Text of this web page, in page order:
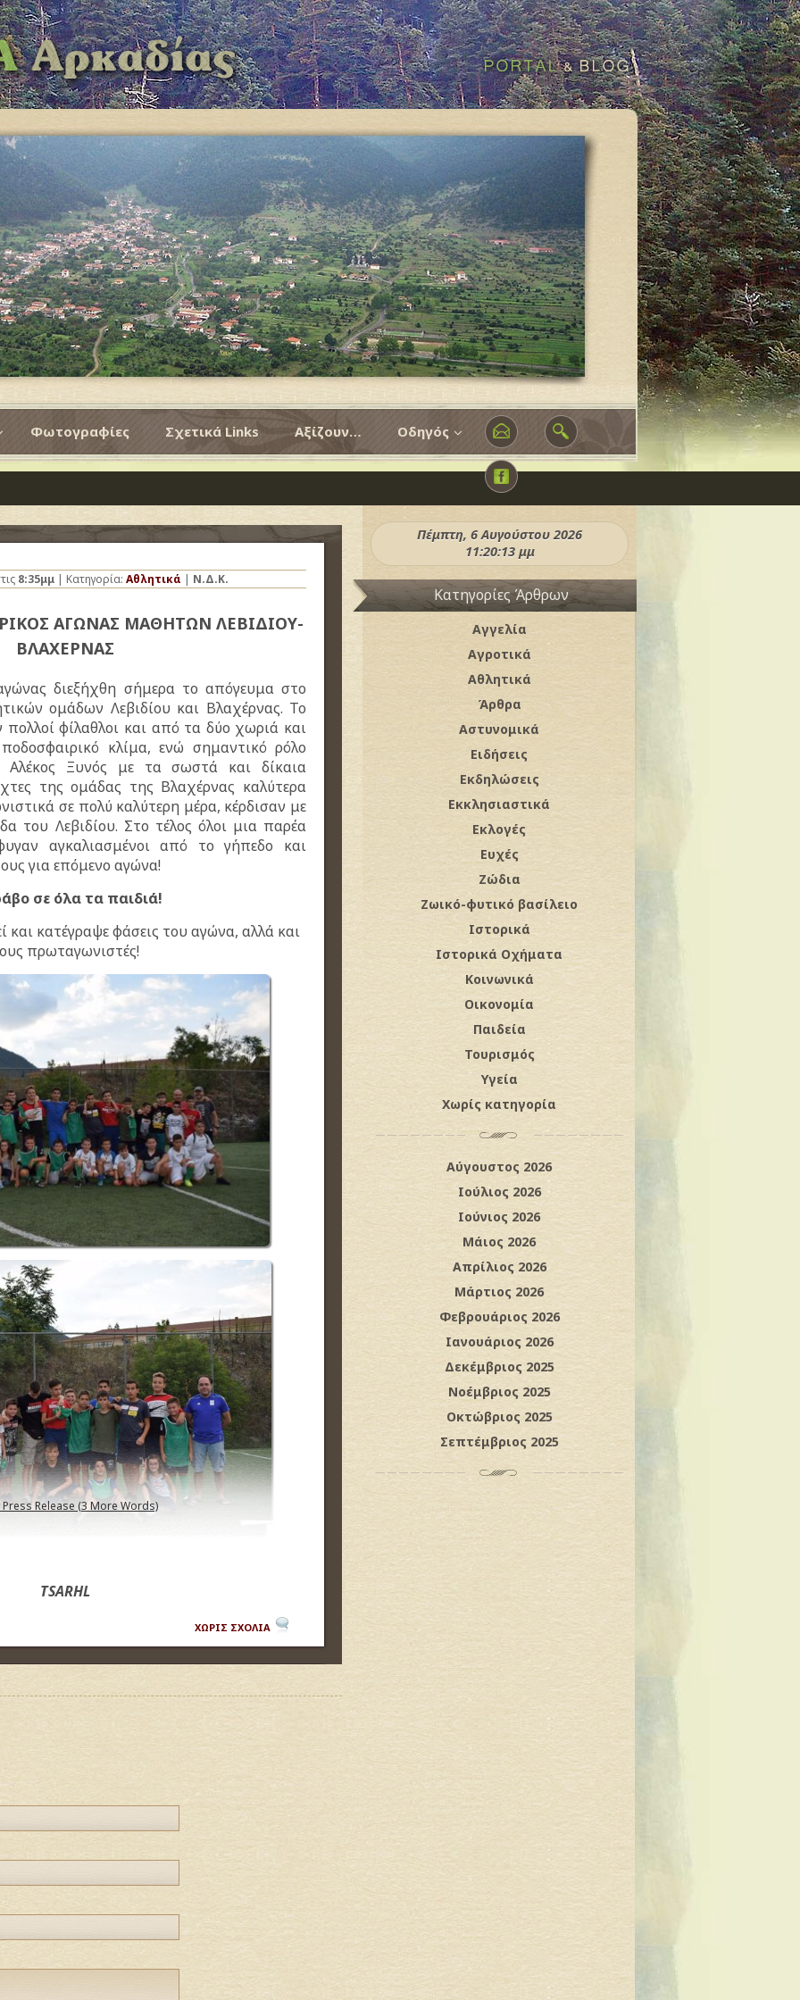
Φωτογραφίες Σχετικά Links Αξίζουν… Οδηγός
8:35μμ | Κατηγορία: Αθλητικά | Ν.Δ.Κ.
ΑΓΩΝΑΣ ΜΑΘΗΤΩΝ ΛΕΒΙΔΙΟΥ-
ΒΛΑΧΕΡΝΑΣ
διεξήχθη σήμερα το απόγευμα στο
ομάδων Λεβιδίου και Βλαχέρνας. Το
φίλαθλοι και από τα δύο χωριά και
κλίμα, ενώ σημαντικό ρόλο
Αλέκος Ξυνός με τα σωστά και δίκαια
της ομάδας της Βλαχέρνας καλύτερα
σε πολύ καλύτερη μέρα, κέρδισαν με
του Λεβιδίου. Στο τέλος όλοι μια παρέα
αγκαλιασμένοι από το γήπεδο και
για επόμενο αγώνα!
σε όλα τα παιδιά!
κατέγραψε φάσεις του αγώνα, αλλά και
πρωταγωνιστές!
Press Release (3 More Words)
TSARHL
ΧΩΡΙΣ ΣΧΟΛΙΑ
Πέμπτη, 6 Αυγούστου 2026
11:20:14 μμ
Κατηγορίες Άρθρων
Αγγελία
Αγροτικά
Αθλητικά
Άρθρα
Αστυνομικά
Ειδήσεις
Εκδηλώσεις
Εκκλησιαστικά
Εκλογές
Ευχές
Ζώδια
Ζωικό-φυτικό βασίλειο
Ιστορικά
Ιστορικά Οχήματα
Κοινωνικά
Οικονομία
Παιδεία
Τουρισμός
Υγεία
Χωρίς κατηγορία
Αύγουστος 2026
Ιούλιος 2026
Ιούνιος 2026
Μάιος 2026
Απρίλιος 2026
Μάρτιος 2026
Φεβρουάριος 2026
Ιανουάριος 2026
Δεκέμβριος 2025
Νοέμβριος 2025
Οκτώβριος 2025
Σεπτέμβριος 2025